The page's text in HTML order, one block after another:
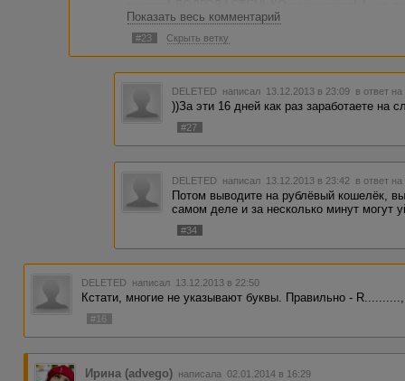
Показать весь комментарий
#23 Скрыть ветку
DELETED написал 13.12.2013 в 23:09 в ответ
))За эти 16 дней как раз заработаете
#27
DELETED написал 13.12.2013 в 23:42 в ответ
Потом выводите на рублёвый кошелёк,
самом деле и за несколько минут могут
#34
DELETED написал 13.12.2013 в 22:50
Кстати, многие не указывают буквы. Правильно -
#16
Ирина (advego) написала 02.01.2014 в 16:29